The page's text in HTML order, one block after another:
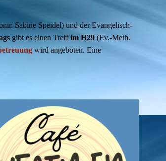
Sabine Speidel) und der Evangelisch-
gibt es einen Treffim H29 (Ev.-Meth.
wird angeboten. Eine